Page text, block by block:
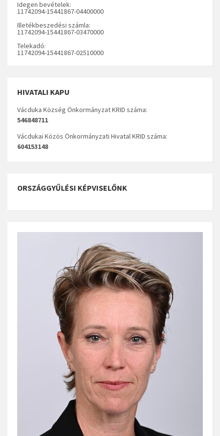
Idegen bevételek:
11742094-15441867-04400000
Illetékbeszedési számla:
11742094-15441867-03470000
Telekadó:
11742094-15441867-02510000
HIVATALI KAPU
Vácduka Község Önkormányzat KRID száma:
546848711
Vácdukai Közös Önkormányzati Hivatal KRID száma:
604153148
ORSZÁGGYŰLÉSI KÉPVISELŐNK